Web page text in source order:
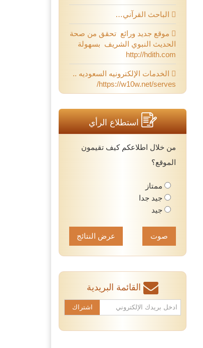
الباحث القرآني…
موقع جديد ورائع تحقق من صحة
الحديث النبوي الشريف بسهولة
http://hdith.com
الخدمات الإلكترونيه السعوديه ..
https://w10w.net/serves/
استطلاع الرأي
من خلال اطلاعكم كيف تقيمون
الموقع؟
ممتاز
جيد جدا
جيد
عرض النتائج
القائمة البريدية